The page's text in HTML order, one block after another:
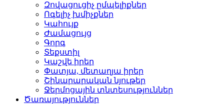
Զովացուցիչ ըմպելիքներ
Ոգելիչ խմիչքներ­
Կահույք­
Ժամացույց­
Գորգ­
Տեքստիլ­
Կաշվե իրեր­
Փատյա, մետաղյա իրեր­
Շինարարական նյութեր
Ջերմոցային տնտեսությո­ւններ
Ծառայություններ